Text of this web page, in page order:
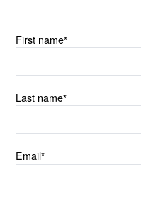
First name*
Last name*
Email*